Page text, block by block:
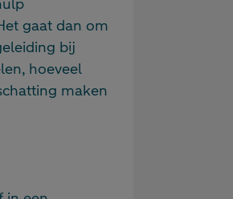
gaat dan om
bij
hoeveel
maken